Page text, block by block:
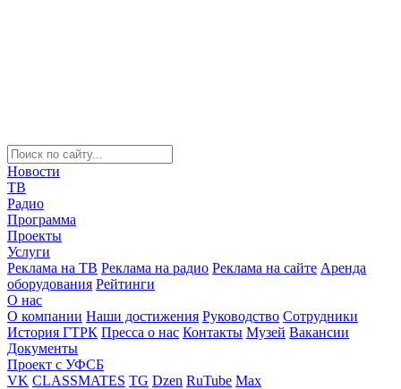
Новости
ТВ
Радио
Программа
Проекты
Услуги
Реклама на ТВ Реклама на радио Реклама на сайте Аренда
оборудования Рейтинги
О нас
О компании Наши достижения Руководство Сотрудники
История ГТРК Пресса о нас Контакты Музей Вакансии
Документы
Проект с УФСБ
VK CLASSMATES TG Dzen RuTube Max